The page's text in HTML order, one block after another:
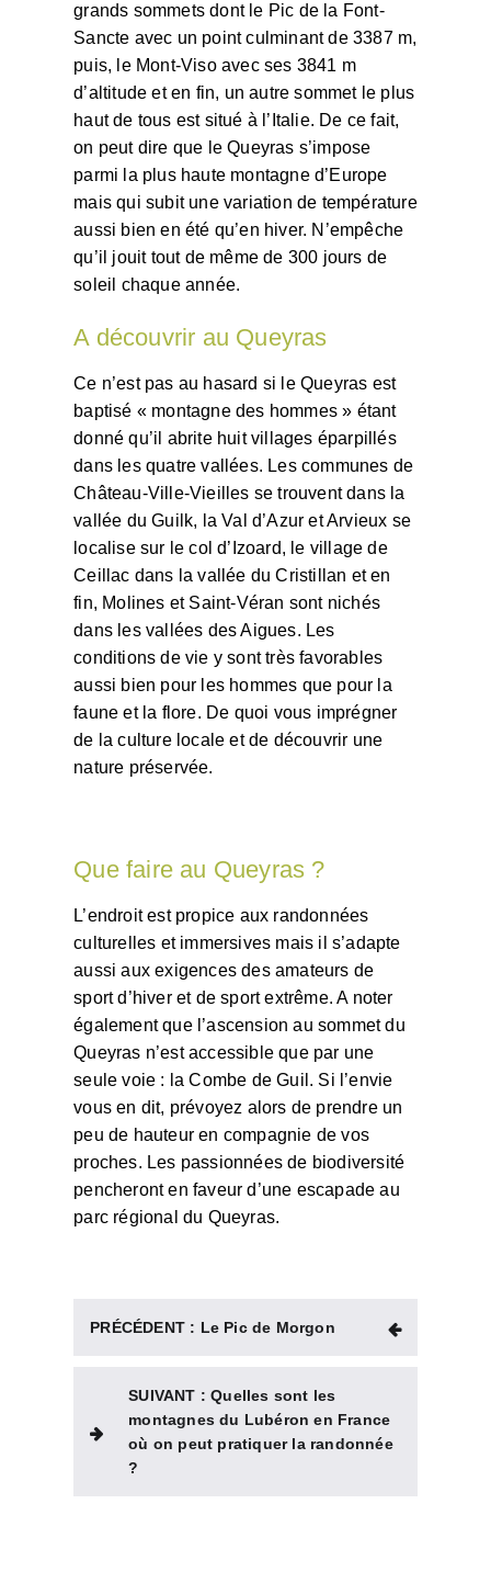
grands sommets dont le Pic de la Font-
Sancte avec un point culminant de 3387 m,
puis, le Mont-Viso avec ses 3841 m
d’altitude et en fin, un autre sommet le plus
haut de tous est situé à l’Italie. De ce fait,
on peut dire que le Queyras s’impose
parmi la plus haute montagne d’Europe
mais qui subit une variation de température
aussi bien en été qu’en hiver. N’empêche
qu’il jouit tout de même de 300 jours de
soleil chaque année.
A découvrir au Queyras
Ce n’est pas au hasard si le Queyras est
baptisé « montagne des hommes » étant
donné qu’il abrite huit villages éparpillés
dans les quatre vallées. Les communes de
Château-Ville-Vieilles se trouvent dans la
vallée du Guilk, la Val d’Azur et Arvieux se
localise sur le col d’Izoard, le village de
Ceillac dans la vallée du Cristillan et en
fin, Molines et Saint-Véran sont nichés
dans les vallées des Aigues. Les
conditions de vie y sont très favorables
aussi bien pour les hommes que pour la
faune et la flore. De quoi vous imprégner
de la culture locale et de découvrir une
nature préservée.
Que faire au Queyras ?
L’endroit est propice aux randonnées
culturelles et immersives mais il s’adapte
aussi aux exigences des amateurs de
sport d’hiver et de sport extrême. A noter
également que l’ascension au sommet du
Queyras n’est accessible que par une
seule voie : la Combe de Guil. Si l’envie
vous en dit, prévoyez alors de prendre un
peu de hauteur en compagnie de vos
proches. Les passionnées de biodiversité
pencheront en faveur d’une escapade au
parc régional du Queyras.
PRÉCÉDENT : Le Pic de Morgon
SUIVANT :Quelles sont les
montagnes du Lubéron en France
où on peut pratiquer la randonnée
?